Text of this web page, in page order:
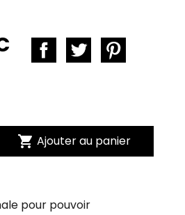
shopping_cart Ajouter au panier
pour pouvoir